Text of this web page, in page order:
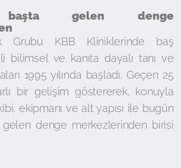
başta gelen denge
Grubu KBB Kliniklerinde baş
bilimsel ve kanıta dayalı tanı ve
1995 yılında başladı. Geçen 25
bir gelişim göstererek, konuyla
ekipmanı ve alt yapısı ile bugün
gelen denge merkezlerinden birisi